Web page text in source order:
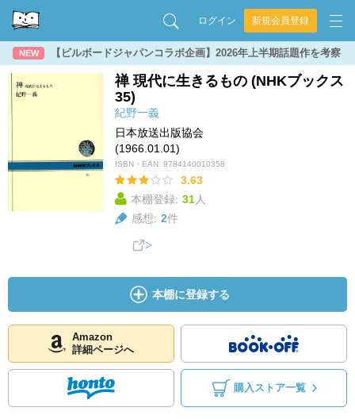
ログイン 新規会員登録
NEW 【ビルボードジャパンコラボ企画】2026年上半期話題作を考察
禅 現代に生きるもの (NHKブックス
35)
紀野一義
日本放送出版協会
(1966.01.01)
ISBN・EAN: 9784140010358
3.63
本棚登録: 31人
感想: 2件
本棚に登録する
Amazon
詳細ページへ
購入ストア一覧